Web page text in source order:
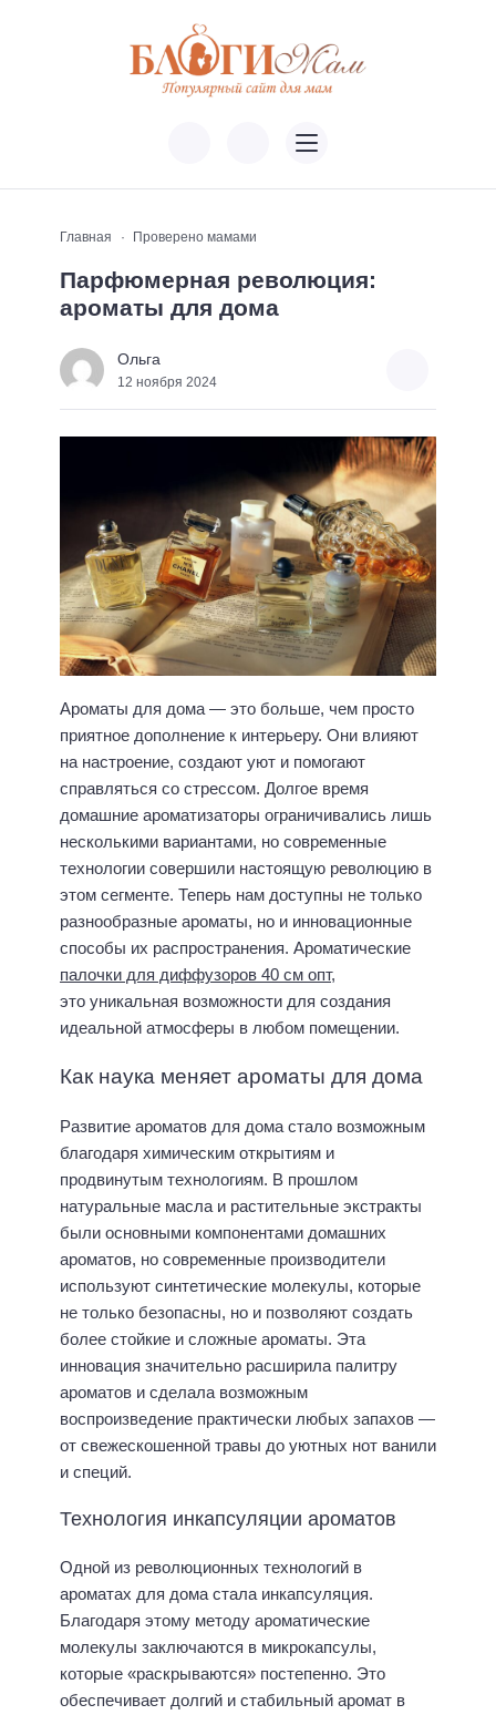
Главная Проверено мамами
Парфюмерная революция:
ароматы для дома
Ольга
12 ноября 2024
Ароматы для дома — это больше, чем просто
приятное дополнение к интерьеру. Они влияют
на настроение, создают уют и помогают
справляться со стрессом. Долгое время
домашние ароматизаторы ограничивались лишь
несколькими вариантами, но современные
технологии совершили настоящую революцию в
этом сегменте. Теперь нам доступны не только
разнообразные ароматы, но и инновационные
способы их распространения. Ароматические
палочки для диффузоров 40 см опт,
это уникальная возможности для создания
идеальной атмосферы в любом помещении.
Как наука меняет ароматы для дома
Развитие ароматов для дома стало возможным
благодаря химическим открытиям и
продвинутым технологиям. В прошлом
натуральные масла и растительные экстракты
были основными компонентами домашних
ароматов, но современные производители
используют синтетические молекулы, которые
не только безопасны, но и позволяют создать
более стойкие и сложные ароматы. Эта
инновация значительно расширила палитру
ароматов и сделала возможным
воспроизведение практически любых запахов —
от свежескошенной травы до уютных нот ванили
и специй.
Технология инкапсуляции ароматов
Одной из революционных технологий в
ароматах для дома стала инкапсуляция.
Благодаря этому методу ароматические
молекулы заключаются в микрокапсулы,
которые «раскрываются» постепенно. Это
обеспечивает долгий и стабильный аромат в